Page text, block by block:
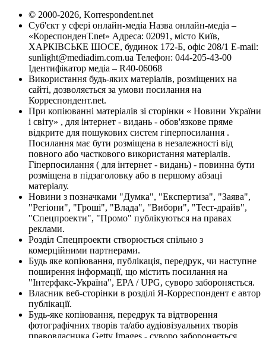
© 2000-2026, Korrespondent.net
Суб'єкт у сфері онлайн-медіа Назва онлайн-медіа –
«КореспонденТ.net» Адреса: 02091, місто Київ,
ХАРКІВСЬКЕ ШОСЕ, будинок 172-Б, офіс 208/1 E-mail:
sunlight@mediadim.com.ua Телефон: 044-205-43-00
Ідентифікатор медіа – R40-06068
Використання будь-яких матеріалів, розміщених на
сайті, дозволяється за умови посилання на
Корреспондент.net.
При копіюванні матеріалів зі сторінки « Новини України
і світу» , для інтернет - видань - обов'язкове пряме
відкрите для пошукових систем гіперпосилання .
Посилання має бути розміщена в незалежності від
повного або часткового використання матеріалів.
Гіперпосилання ( для інтернет - видань) - повинна бути
розміщена в підзаголовку або в першому абзаці
матеріалу.
Новини з позначками "Думка", "Експертиза", "Заява",
"Регіони", "Гроші", "Влада", "Вибори", "Тест-драйв",
"Спецпроекти", "Промо" публікуються на правах
реклами.
Розділ Спецпроекти створюється спільно з
комерційними партнерами.
Будь яке копіювання, публікація, передрук, чи наступне
поширення інформації, що містить посилання на
"Інтерфакс-Україна", EPA / UPG, суворо забороняється.
Власник веб-сторінки в розділі Я-Корреспондент є автор
публікації.
Будь-яке копіювання, передрук та відтворення
фотографічних творів та/або аудіовізуальних творів
правовласника Getty Images - суворо забороняється.